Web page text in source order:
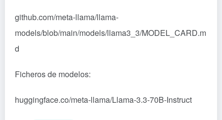
github.com/meta-llama/llama-
models/blob/main/models/llama3_3/MODEL_CARD.m
d
Ficheros de modelos:
huggingface.co/meta-llama/Llama-3.3-70B-Instruct